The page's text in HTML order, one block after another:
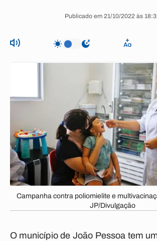
Publicado em 21/10/2022 às
Campanha contra poliomielite e
JP/Divulgação
O município de João Pessoa tem